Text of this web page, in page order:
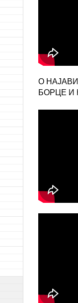
О
БОРЦЕ И